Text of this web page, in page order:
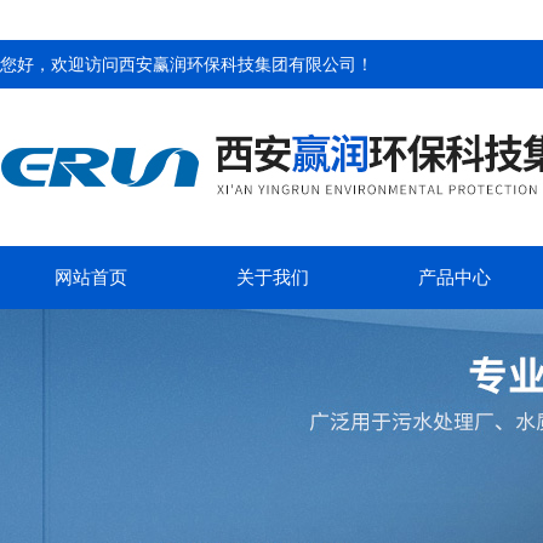
您好，欢迎访问西安赢润环保科技集团有限公司 ！
网站首页 关于我们 产品中心